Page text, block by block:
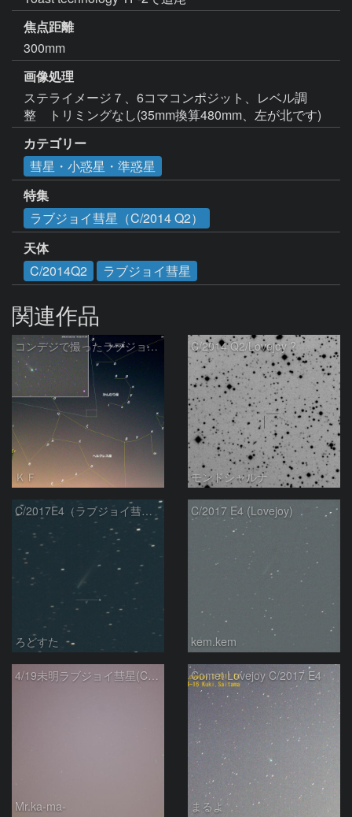
焦点距離
300mm
画像処理
ステライメージ７、6コマコンポジット、レベル調
整　トリミングなし(35mm換算480mm、左が北です)
カテゴリー
彗星・小惑星・準惑星
特集
ラブジョイ彗星（C/2014 Q2）
天体
C/2014Q2
ラブジョイ彗星
関連作品
コンデジで撮ったラブジョイ彗星（3）
ＫＦ
C/2014 Q2/Lovejoy ?
モンドシャルナ
C/2017E4（ラブジョイ彗星）
ろどすた
C/2017 E4 (Lovejoy)
kem.kem
4/19未明ラブジョイ彗星(C/2017E4)とM31
Mr.ka-ma-
Comet Lovejoy C/2017 E4
まるよ